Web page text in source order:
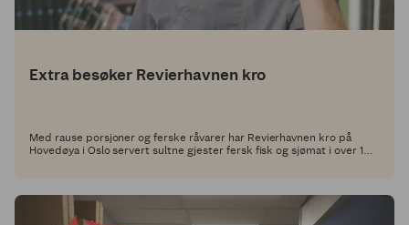
Extra besøker Revierhavnen kro
Med rause porsjoner og ferske råvarer har Revierhavnen kro på
Hovedøya i Oslo servert sultne gjester fersk fisk og sjømat i over 100